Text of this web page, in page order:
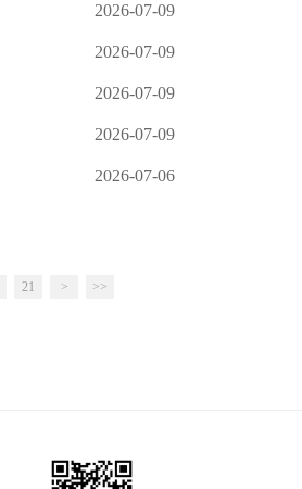
2026-07-09
2026-07-09
2026-07-09
2026-07-09
2026-07-06
21 >
>>